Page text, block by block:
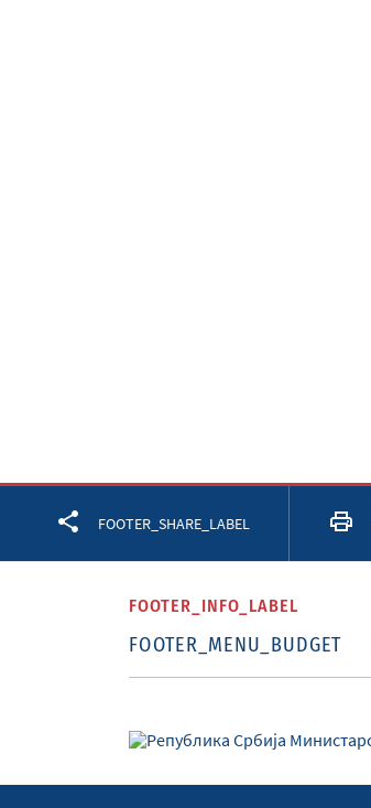
FOOTER_SHARE_LABEL
Facebook Twitter
FOOTER_INFO_LABEL
FOOTER_MENU_BUDGET